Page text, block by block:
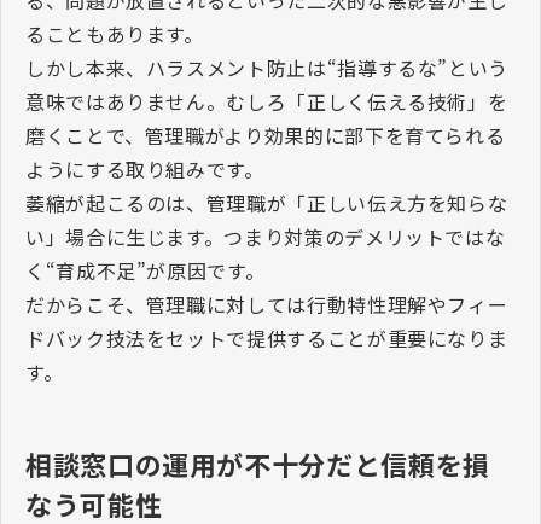
ることもあります。
しかし本来、ハラスメント防止は“指導するな”という
意味ではありません。むしろ「正しく伝える技術」を
磨くことで、管理職がより効果的に部下を育てられる
ようにする取り組みです。
萎縮が起こるのは、管理職が「正しい伝え方を知らな
い」場合に生じます。つまり対策のデメリットではな
く“育成不足”が原因です。
だからこそ、管理職に対しては行動特性理解やフィー
ドバック技法をセットで提供することが重要になりま
す。
相談窓口の運用が不十分だと信頼を損
なう可能性